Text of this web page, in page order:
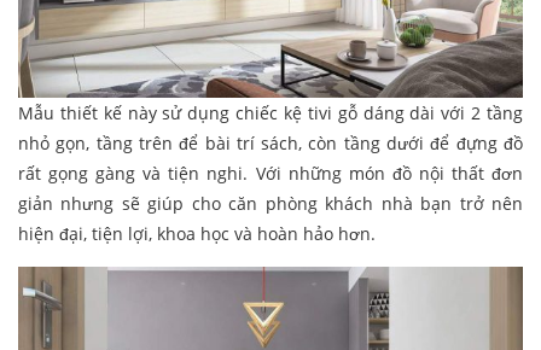
Mẫu thiết kế này sử dụng chiếc kệ tivi gỗ dáng dài với 2 tầng
nhỏ gọn, tầng trên để bài trí sách, còn tầng dưới để đựng đồ
rất gọng gàng và tiện nghi. Với những món đồ nội thất đơn
giản nhưng sẽ giúp cho căn phòng khách nhà bạn trở nên
hiện đại, tiện lợi, khoa học và hoàn hảo hơn.